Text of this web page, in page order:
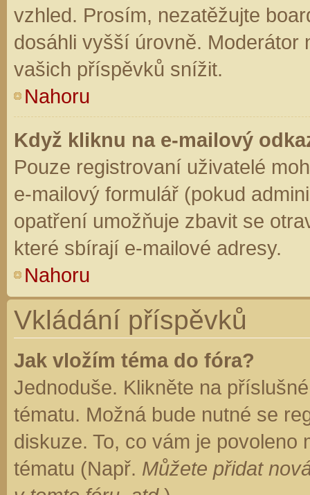
vzhled. Prosím, nezatěžujte
dosáhli vyšší úrovně. Moderátor
vašich příspěvků snížit.
Nahoru
Když kliknu na e-mailový
Pouze registrovaní uživatelé
e-mailový formulář (pokud
opatření umožňuje zbavit se
které sbírají e-mailové adresy.
Nahoru
Vkládání příspěvků
Jak vložím téma do fóra?
Jednoduše. Klikněte na
tématu. Možná bude nutné se
diskuze. To, co vám je
tématu (Např. Můžete přidat